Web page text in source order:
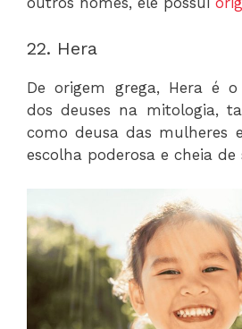
22. Hera
De origem grega, Hera é
dos deuses na mitologia,
como deusa das mulheres
escolha poderosa e cheia de